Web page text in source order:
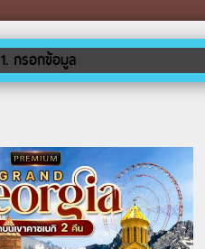
1. กรอกข้อมูล